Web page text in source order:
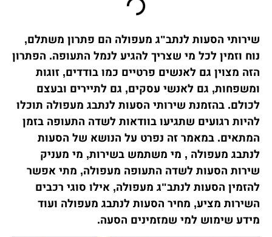
שירותי הסעות לנתב"ג מעפולה הם פתרון משתלם,
נוח וזמין לכל מי שצריך להגיע לנמל התעופה. הפתרון
הזה מצוין גם לאנשים פרטיים כמו בודדים, זוגות
ומשפחות, גם לאנשי עסקים, גם לתיירים ובעצם
לכולם. בהזמנת שירותי הסעות לנתבג מעפולה תוכלו
להיות רגועים שתגיעו בוודאות לשדה התעופה בזמן
המתאים. במאמר זה נפרט על הנושא של הסעות
לנתבג מעפולה , מי משתמש בשירות, מי מעניק
שירות הסעות לשדה התעופה מעפולה, מתי אפשר
להזמין הסעות לנתב"ג מעפולה, אילו סוגי רכבים
השירות מציע, מחיר הסעות לנתבג מעפולה ועוד
מידע שימוש למי שמזמינים הסעה.